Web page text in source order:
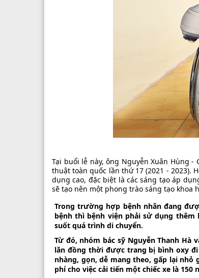
Tại buổi lễ này, ông Nguyễn Xuân Hùng
thuật toàn quốc lần thứ 17 (2021 -
dụng cao, đặc biệt là các sáng tạo áp
sẽ tạo nên một phong trào sáng tạo khoa
Trong trường hợp bệnh nhân đang
bệnh thì bệnh viện phải sử dụng
suốt quá trình di chuyển.
Từ đó, nhóm bác sỹ Nguyễn Thanh Hà
lăn đồng thời được trang bị bình oxy
nhàng, gọn, dễ mang theo, gấp lại
phí cho việc cải tiến một chiếc xe là 150